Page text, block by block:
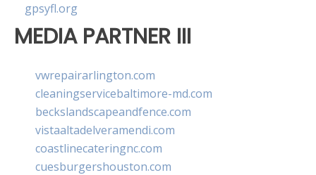
gpsyfl.org
MEDIA PARTNER III
vwrepairarlington.com
cleaningservicebaltimore-md.com
beckslandscapeandfence.com
vistaaltadelveramendi.com
coastlinecateringnc.com
cuesburgershouston.com